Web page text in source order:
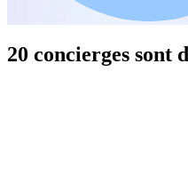
20 concierges sont